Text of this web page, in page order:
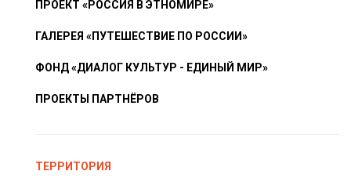
ПРОЕКТ «РОССИЯ В ЭТНОМИРЕ»
ГАЛЕРЕЯ «ПУТЕШЕСТВИЕ ПО РОССИИ»
ФОНД «ДИАЛОГ КУЛЬТУР - ЕДИНЫЙ МИР»
ПРОЕКТЫ ПАРТНЁРОВ
ТЕРРИТОРИЯ